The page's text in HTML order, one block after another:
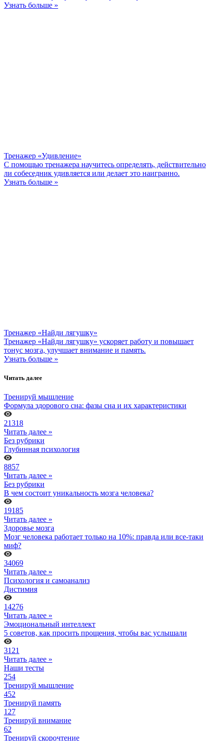
Узнать больше »
Тренажер «Удивление»
С помощью тренажера научитесь определять, действительно
ли собеседник удивляется или делает это наигранно.
Узнать больше »
Тренажер «Найди лягушку»
Тренажер «Найди лягушку» ускоряет работу и повышает
тонус мозга, улучшает внимание и память.
Узнать больше »
Читать далее
Тренируй мышление
Формула здорового сна: фазы сна и их характеристики
21318
Читать далее »
Без рубрики
Глубинная психология
8857
Читать далее »
Без рубрики
В чем состоит уникальность мозга человека?
19185
Читать далее »
Здоровье мозга
Мозг человека работает только на 10%: правда или все-таки
миф?
34069
Читать далее »
Психология и самоанализ
Дистимия
14276
Читать далее »
Эмоциональный интеллект
5 советов, как просить прощения, чтобы вас услышали
3121
Читать далее »
Наши тесты
254
Тренируй мышление
452
Тренируй память
127
Тренируй внимание
62
Тренируй скорочтение